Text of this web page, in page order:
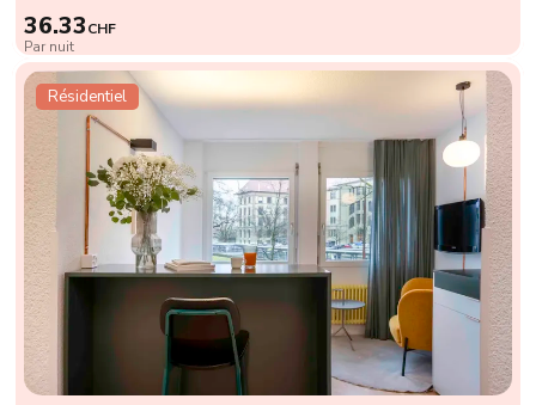
36.33CHF
Par nuit
Résidentiel